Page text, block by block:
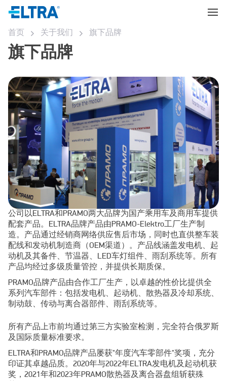
首页 关于我们 旗下品牌
旗下品牌
公司以ELTRA和PRAMO两大品牌为国产乘用车及商用车提供
配套产品。ELTRA品牌产品由PRAMO-Elektro工厂生产制
造。产品通过经销商网络供应售后市场，同时也直供整车装
配线和发动机制造商（OEM渠道）。产品线涵盖发电机、起
动机及其备件、节温器、LED车灯组件、雨刮系统等。所有
产品均经过多级质量管控，并提供长期质保。
PRAMO品牌产品由合作工厂生产，以卓越的性价比提供全
系列汽车部件：包括发电机、起动机、散热器及冷却系统、
制动鼓、传动与离合器部件、雨刮系统等。
所有产品上市前均通过第三方实验室检测，完全符合俄罗斯
及国际质量标准要求。
ELTRA和PRAMO品牌产品屡获"年度汽车零部件"奖项，充分
印证其卓越品质。2020年与2022年ELTRA发电机及起动机获
奖，2021年和2023年PRAMO散热器及离合器盘组斩获殊